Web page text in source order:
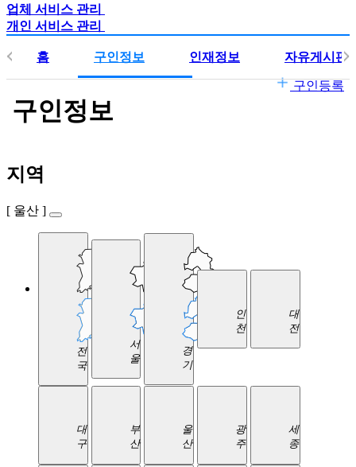
업체 서비스 관리
개인 서비스 관리
홈 구인정보 인재정보 자유게시판
구인정보
구인등록
지역
[ 울산 ]
전
국
서
울
경
기
인
천
대
전
대
구
부
산
울
산
광
주
세
종